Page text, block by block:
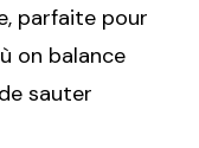
parfaite pour
on balance
sauter